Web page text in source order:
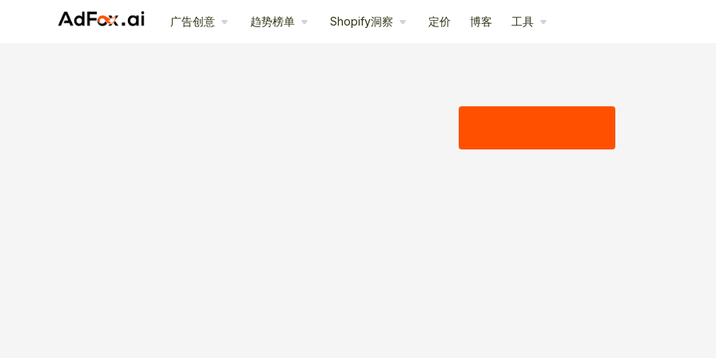
广告创意 趋势榜单 Shopify洞察 定价 博客 工具